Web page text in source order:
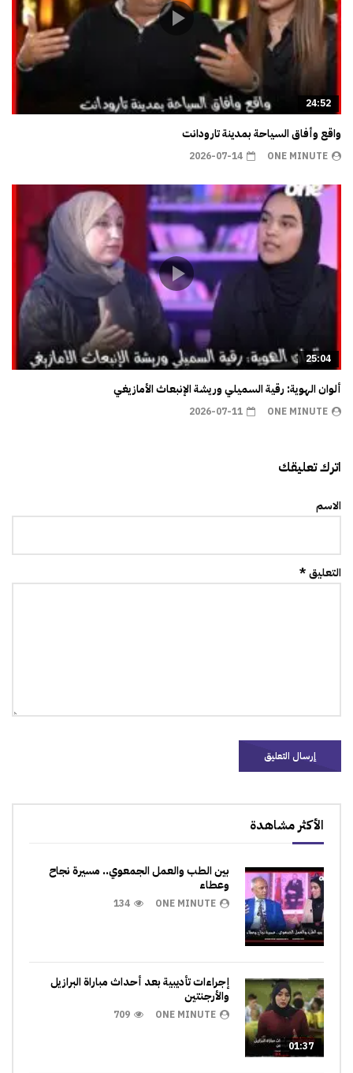
24:52
واقع وأفاق السياحة بمدينة تارودانت
ONE MINUTE
2026-07-14
25:04
ألوان الهوية: رقية السميلي وريشة الإنبعاث الأمازيغي
ONE MINUTE
2026-07-11
اترك تعليقك
الاسم
التعليق *
الأكثر مشاهدة
بين الطب والعمل الجمعوي.. مسيرة نجاح
وعطاء
ONE MINUTE
134
01:37
إجراءات تأديبية بعد أحداث مباراة البرازيل
والأرجنتين
ONE MINUTE
709